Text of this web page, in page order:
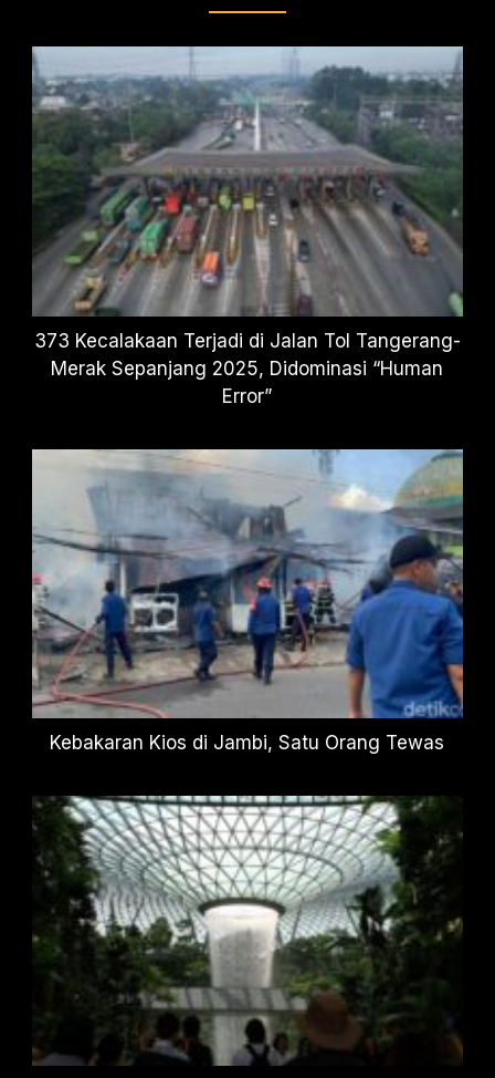
373 Kecalakaan Terjadi di Jalan Tol Tangerang-
Merak Sepanjang 2025, Didominasi “Human
Error”
Kebakaran Kios di Jambi, Satu Orang Tewas